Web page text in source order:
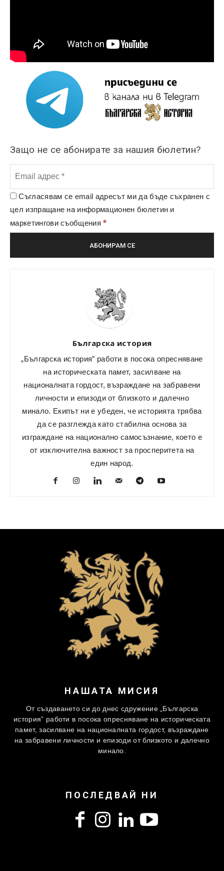
Защо не се абонирате за нашия бюлетин?
Съгласявам се email адресът ми да бъде съхранен с
цел изпращане на информационен бюлетин и
маркетингови съобщения*
Българска история
„Българска история” работи в посока опресняване
на историческата памет, засилване на
националната гордост, възраждане на забравени
личности и епизоди от близкото и далечно
минало. Екипът ни е убеден, че историята трябва
да се разглежда като стабилна основа за
изграждане на национално самосъзнание, което е
от изключителна важност за просперитета на
един народ.
НАШАТА МИСИЯ
От създаването си до днес сдружение „Българска
история” работи в посока опресняване на историческата
памет, засилване на националната гордост, възраждане
на забравени личности и епизоди от близкото и далечно
минало.
ПОСЛЕДВАЙ НИ